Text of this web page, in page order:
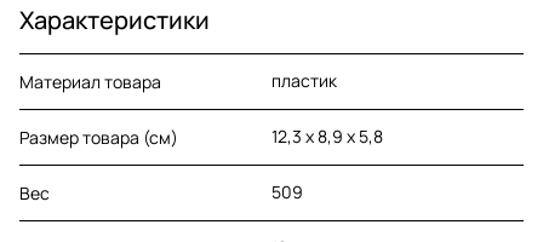
Характеристики
Материал товара пластик
Размер товара (см) 12,3 х 8,9 х 5,8
Вес 509